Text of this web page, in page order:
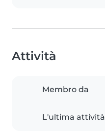
Attività
Membro da
L'ultima attività